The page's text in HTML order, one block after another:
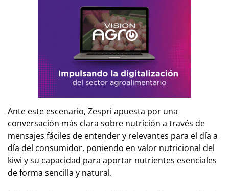
Ante este escenario, Zespri apuesta por una
conversación más clara sobre nutrición a través de
mensajes fáciles de entender y relevantes para el día a
día del consumidor, poniendo en valor nutricional del
kiwi y su capacidad para aportar nutrientes esenciales
de forma sencilla y natural.